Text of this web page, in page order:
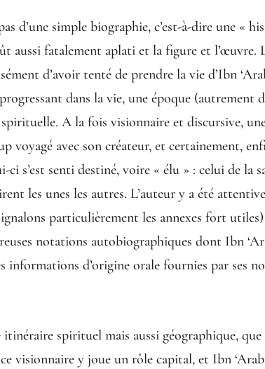
d’une simple biographie, c’est-à-dire une «
aussi fatalement aplati et la figure et l’œuvre.
d’avoir tenté de prendre la vie d’Ibn
dans la vie, une époque (autrement
A la fois visionnaire et discursive,
voyagé avec son créateur, et certainement,
s’est senti destiné, voire « élu » : celui de la
les unes les autres. L’auteur y a été
particulièrement les annexes fort
notations autobiographiques dont Ibn
informations d’origine orale fournies par ses
itinéraire spirituel mais aussi géographique,
visionnaire y joue un rôle capital, et Ibn